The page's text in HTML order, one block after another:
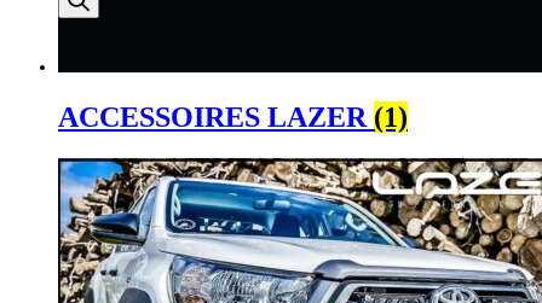
ACCESSOIRES LAZER (1)